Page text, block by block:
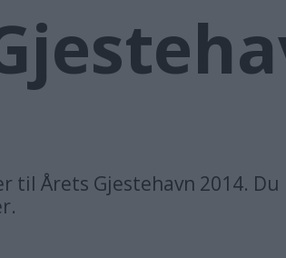
til Årets Gjestehavn 2014.